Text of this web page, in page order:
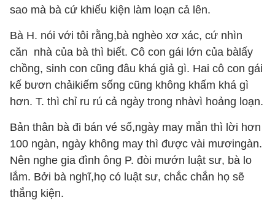
sao mà bà cứ khiếu kiện làm loạn cả lên.
Bà H. nói với tôi rằng,bà nghèo xơ xác, cứ nhìn
căn nhà của bà thì biết. Cô con gái lớn của bàlấy
chồng, sinh con cũng đâu khá giả gì. Hai cô con gái
kế bươn chảikiếm sống cũng không khấm khá gì
hơn. T. thì chỉ ru rú cả ngày trong nhàvì hoảng loạn.
Bản thân bà đi bán vé số,ngày may mắn thì lời hơn
100 ngàn, ngày không may thì được vài mươingàn.
Nên nghe gia đình ông P. đòi mướn luật sư, bà lo
lắm. Bởi bà nghĩ,họ có luật sư, chắc chắn họ sẽ
thắng kiện.